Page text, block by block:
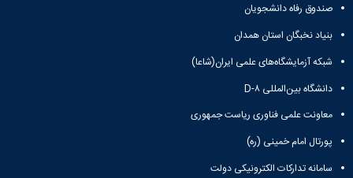
صندوق رفاه دانشجویان
بنیاد نخبگان استان همدان
شبکه آزمایشگاه‌های علمی ایران(شاعا)
دانشگاه بین‌المللی D-۸
معاونت علمی فناوری ریاست جمهوری
پورتال امام خمینی (ره)
سامانه تدارکات الکترونیکی دولت